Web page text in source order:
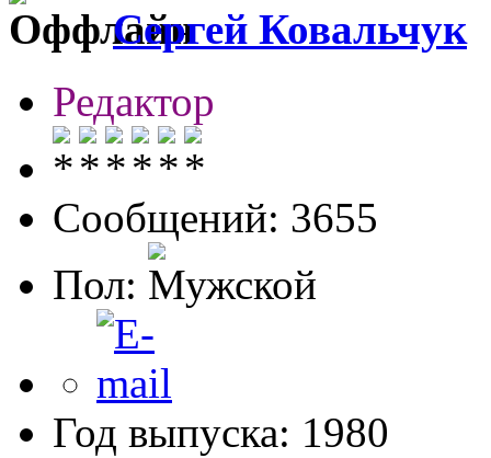
Сергей Ковальчук
Редактор
Сообщений: 3655
Пол:
Год выпуска: 1980